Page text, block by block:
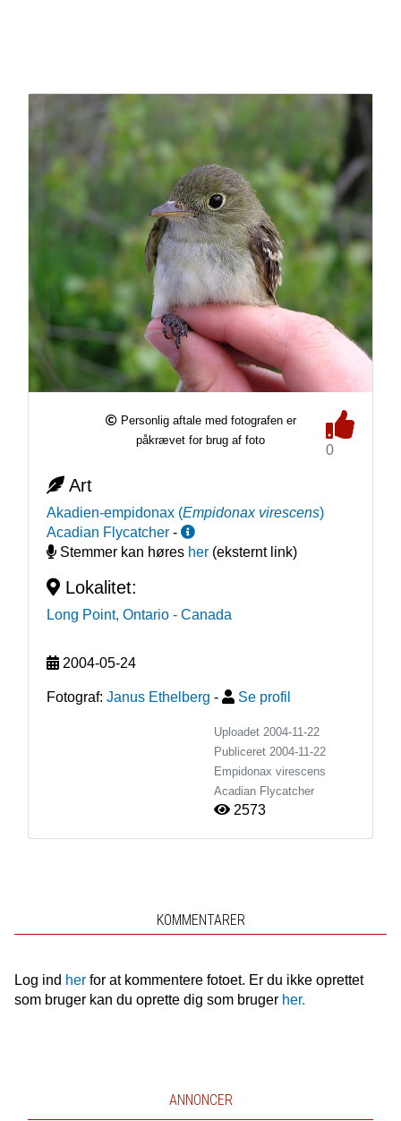
Personlig aftale med fotografen er
påkrævet for brug af foto
0
Art
Akadien-empidonax (Empidonax virescens)
Acadian Flycatcher -
Stemmer kan høres her(eksternt link)
Lokalitet:
Long Point, Ontario - Canada
2004-05-24
Fotograf: Janus Ethelberg - Se profil
Uploadet 2004-11-22
Publiceret 2004-11-22
Empidonax virescens
Acadian Flycatcher
2573
KOMMENTARER
Log ind herfor at kommentere fotoet. Er du ikke oprettet
som bruger kan du oprette dig som bruger her.
ANNONCER